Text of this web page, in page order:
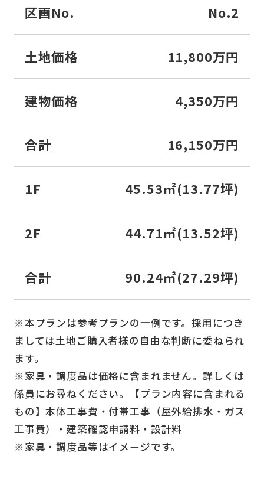
区画No. No.2
土地価格 11,800万円
建物価格 4,350万円
合計 16,150万円
1F 45.53㎡(13.77坪)
2F 44.71㎡(13.52坪)
合計 90.24㎡(27.29坪)
※本プランは参考プランの一例です。採用につき
ましては土地ご購入者様の自由な判断に委ねられ
ます。
※家具・調度品は価格に含まれません。詳しくは
係員にお尋ねください。【プラン内容に含まれる
もの】本体工事費・付帯工事（屋外給排水・ガス
工事費）・建築確認申請料・設計料
※家具・調度品等はイメージです。